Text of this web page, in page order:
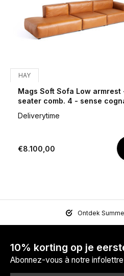
HAY
Mags Soft Sofa Low armrest
seater comb. 4 - sense
Deliverytime
€8.100,00
Ontdek
10% korting op je
Abonnez-vous à notre